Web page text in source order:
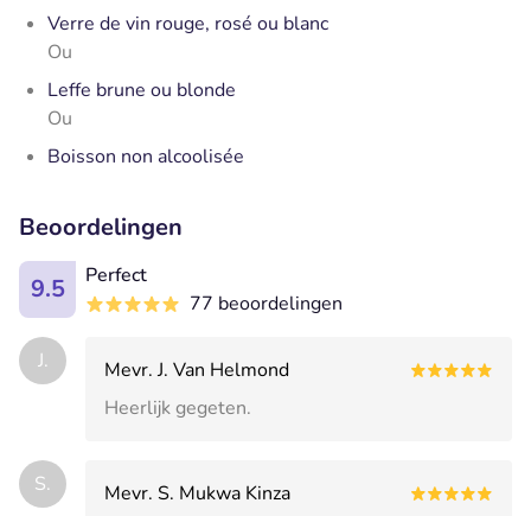
Verre de vin rouge, rosé ou blanc
Ou
Leffe brune ou blonde
Ou
Boisson non alcoolisée
Beoordelingen
9.5
Perfect
77 beoordelingen
J.
Mevr. J. Van Helmond
Heerlijk gegeten.
S.
Mevr. S. Mukwa Kinza